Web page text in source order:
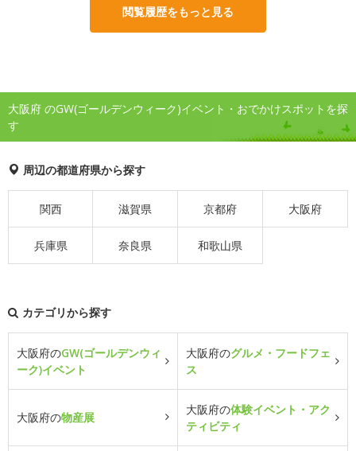
閲覧履歴をもっと見る
大阪府 のGW(ゴールデンウィーク)イベント・おでかけスポットを探
す
周辺の都道府県から探す
関西 滋賀県 京都府 大阪府
兵庫県 奈良県 和歌山県
カテゴリから探す
大阪府のGW(ゴールデンウィ
ーク)イベント
大阪府のグルメ・フードフェ
ス
大阪府の物産展
大阪府の体験イベント・アク
ティビティ